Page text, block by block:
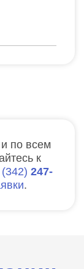
по всем
к
342 247-
.